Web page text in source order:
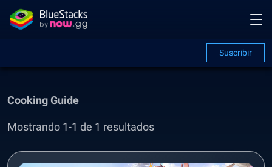
Suscribir
Cooking Guide
Mostrando 1-1 de 1 resultados